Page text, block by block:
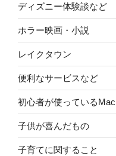
ディズニー体験談など
ホラー映画・小説
レイクタウン
便利なサービスなど
初心者が使っているMac
子供が喜んだもの
子育てに関すること